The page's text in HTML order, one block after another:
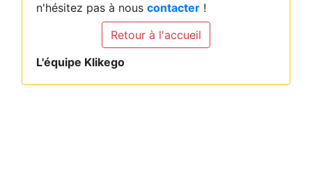
n'hésitez pas à nous contacter !
Retour à l'accueil
L'équipe Klikego